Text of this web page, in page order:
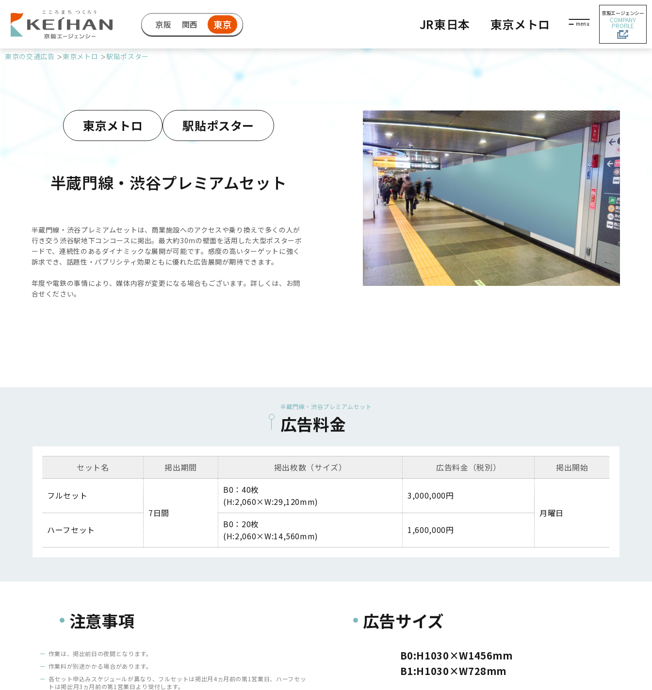
京阪 関西 東京 JR東日本 東京メトロ
京阪エージェンシー
COMPANY
PROFILE
東京の交通広告 東京メトロ 駅貼ポスター
東京メトロ 駅貼ポスター
半蔵門線・渋谷プレミアムセット
半蔵門線・渋谷プレミアムセットは、商業施設へのアクセスや乗り換えで多くの人が
行き交う渋谷駅地下コンコースに掲出。最大約30mの壁面を活用した大型ポスターボ
ードで、連続性のあるダイナミックな展開が可能です。感度の高いターゲットに強く
訴求でき、話題性・パブリシティ効果ともに優れた広告展開が期待できます。
年度や電鉄の事情により、媒体内容が変更になる場合もございます。詳しくは、お問
合せください。
半蔵門線・渋谷プレミアムセット
広告料金
セット名 掲出期間 掲出枚数（サイズ） 広告料金（税別） 掲出開始
フルセット
7日間
B0：40枚
(H:2,060×W:29,120mm)
3,000,000円
月曜日
ハーフセット
B0：20枚
(H:2,060×W:14,560mm)
1,600,000円
注意事項
作業は、掲出前日の夜間となります。
作業料が別途かかる場合があります。
各セット申込みスケジュールが異なり、フルセットは掲出月4ヵ月前の第1営業日、ハーフセッ
トは掲出月3ヵ月前の第1営業日より受付します。
広告サイズ
B0:H1030×W1456mm
B1:H1030×W728mm